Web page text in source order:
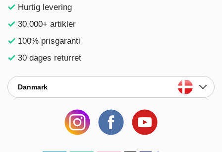
Hurtig levering
30.000+ artikler
100% prisgaranti
30 dages returret
Danmark